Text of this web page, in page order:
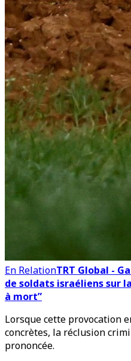
En RelationTRT Global -
de soldats israéliens sur
à mort”
Lorsque cette provocation
concrètes, la réclusion
prononcée.